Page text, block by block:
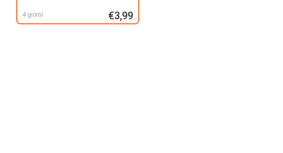
4 giorni €3,99